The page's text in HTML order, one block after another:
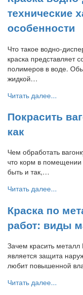
технические
особенности
Что такое водно-
краска представляет
полимеров в воде.
жидкой…
Читать далее...
Покрасить
как
Чем обработать
что корм в
быть и так,…
Читать далее...
Краска по
работ: виды
Зачем красить
является защита
любит повышенной
Читать далее...